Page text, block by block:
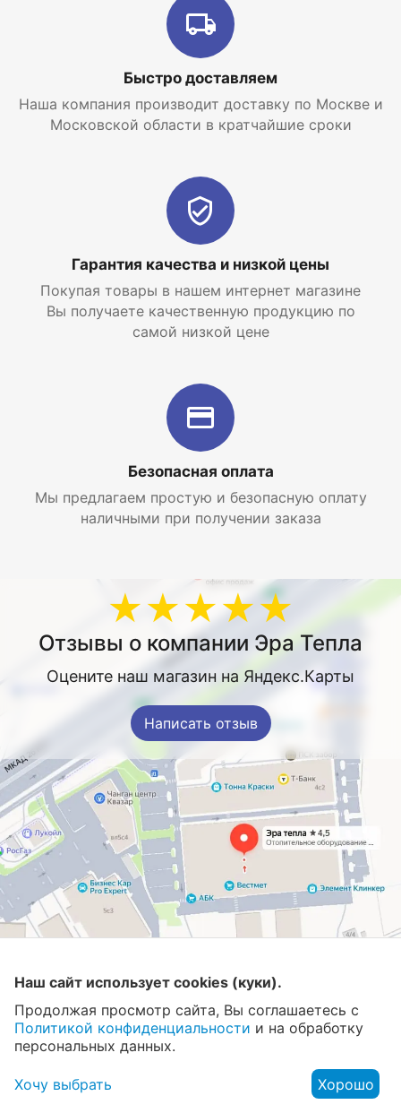
Быстро доставляем
Наша компания производит доставку по Москве и
Московской области в кратчайшие сроки
Гарантия качества и низкой цены
Покупая товары в нашем интернет магазине
Вы получаете качественную продукцию по
самой низкой цене
Безопасная оплата
Мы предлагаем простую и безопасную оплату
наличными при получении заказа
★★★★★
Отзывы о компании Эра Тепла
Оцените наш магазин на Яндекс.Карты
Написать отзыв
Магазин
Контакты
© 2008 - 2026 Эра Тепла. Интернет магазин отопительных
Наш сайт использует cookies (куки).
Продолжая просмотр сайта, Вы соглашаетесь с
Политикой конфиденциальности и на обработку
персональных данных.
Хочу выбрать Хорошо